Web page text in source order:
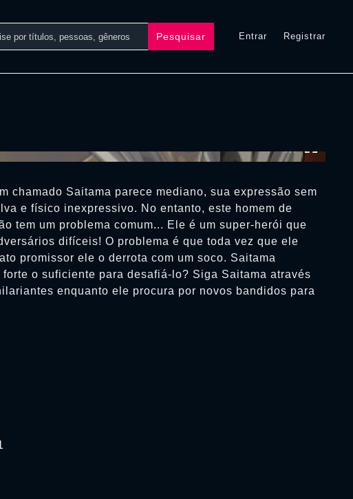
Pesquisar Entrar Registrar
chamado Saitama parece mediano, sua expressão sem
e físico inexpressivo. No entanto, este homem de
tem um problema comum... Ele é um super-herói que
difíceis! O problema é que toda vez que ele
promissor ele o derrota com um soco. Saitama
o suficiente para desafiá-lo? Siga Saitama através
enquanto ele procura por novos bandidos para